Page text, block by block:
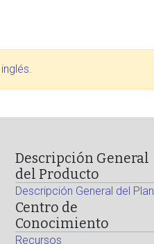
.
Descripción General
del Producto
Descripción General del Plan
Centro de
Conocimiento
Recursos